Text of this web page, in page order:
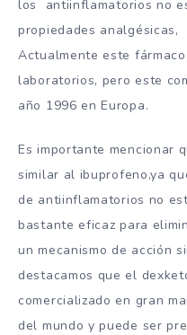
los antiinflamatorios no
propiedades
Actualmente este
laboratorios, pero este
año 1996 en Europa.
Es importante mencionar
similar al ibuprofeno,ya
de antiinflamatorios no
bastante eficaz para
un mecanismo de acción
destacamos que el
comercializado en gran
del mundo y puede ser